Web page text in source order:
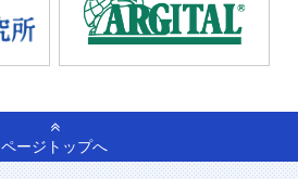
ページトップへ